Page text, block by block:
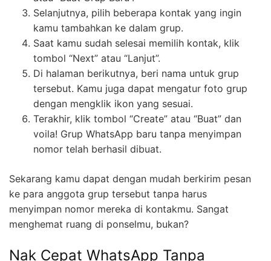
Selanjutnya, pilih beberapa kontak yang ingin
kamu tambahkan ke dalam grup.
Saat kamu sudah selesai memilih kontak, klik
tombol “Next” atau “Lanjut”.
Di halaman berikutnya, beri nama untuk grup
tersebut. Kamu juga dapat mengatur foto grup
dengan mengklik ikon yang sesuai.
Terakhir, klik tombol “Create” atau “Buat” dan
voila! Grup WhatsApp baru tanpa menyimpan
nomor telah berhasil dibuat.
Sekarang kamu dapat dengan mudah berkirim pesan
ke para anggota grup tersebut tanpa harus
menyimpan nomor mereka di kontakmu. Sangat
menghemat ruang di ponselmu, bukan?
Nak Cepat WhatsApp Tanpa